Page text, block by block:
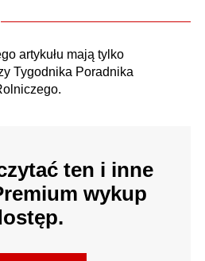
artykułu mają tylko
Tygodnika Poradnika
ten i inne
wykup